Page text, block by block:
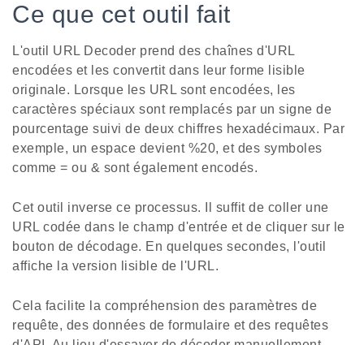
Ce que cet outil fait
L'outil URL Decoder prend des chaînes d'URL
encodées et les convertit dans leur forme lisible
originale. Lorsque les URL sont encodées, les
caractères spéciaux sont remplacés par un signe de
pourcentage suivi de deux chiffres hexadécimaux. Par
exemple, un espace devient %20, et des symboles
comme = ou & sont également encodés.
Cet outil inverse ce processus. Il suffit de coller une
URL codée dans le champ d'entrée et de cliquer sur le
bouton de décodage. En quelques secondes, l'outil
affiche la version lisible de l'URL.
Cela facilite la compréhension des paramètres de
requête, des données de formulaire et des requêtes